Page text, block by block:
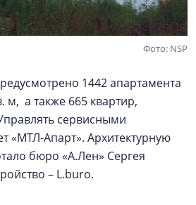
Фото: NSP
1442 апартамента
м, а также 665 квартир,
сервисными
«МТЛ-Апарт». Архитектурную
бюро «А.Лен» Сергея
– L.buro.